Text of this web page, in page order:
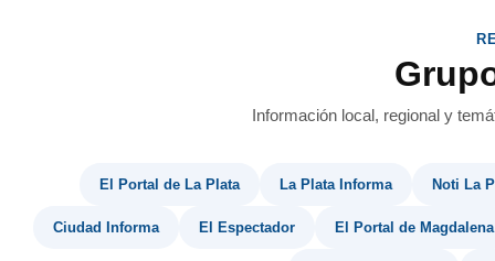
Información local, regional y
El Portal de La Plata La Plata Informa Noti La
Ciudad Informa El Espectador El Portal de Magdalena